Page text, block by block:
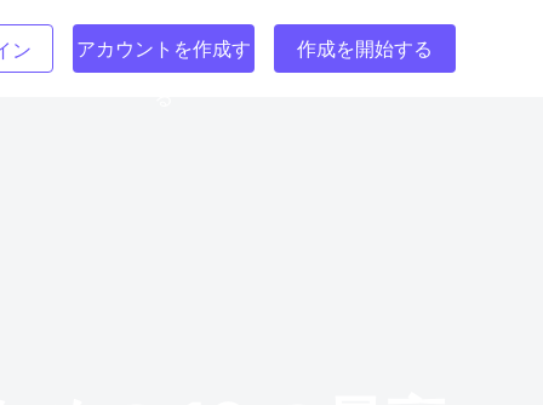
ン
アカウントを作成す
作成を開始する